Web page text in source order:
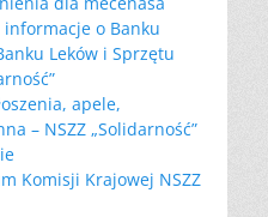
o Banku
Leków i Sprzętu
apele,
– NSZZ „Solidarność”
Komisji Krajowej NSZZ